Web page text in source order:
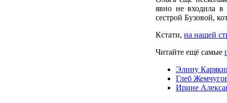
явно не входила в
сестрой Бузовой,
Кстати, на нашей
Читайте ещё самые
Элину
Глеб
Ирине